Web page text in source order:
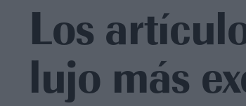
Los
lujo más